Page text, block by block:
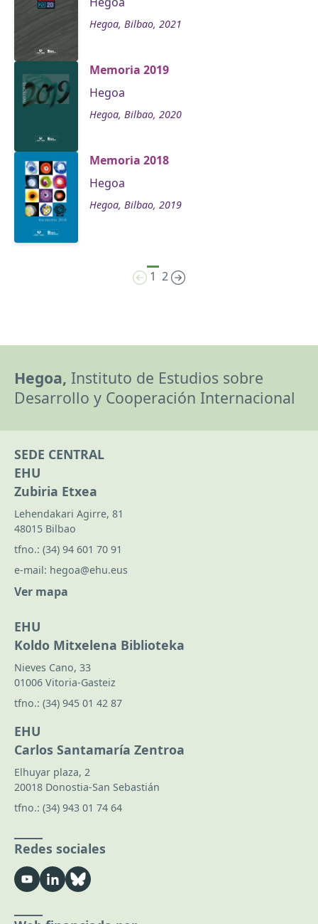
Hegoa, Bilbao, 2021
Memoria 2019
Hegoa
Hegoa, Bilbao, 2020
Memoria 2018
Hegoa
Hegoa, Bilbao, 2019
1 2
Hegoa, Instituto de Estudios sobre
Desarrollo y Cooperación Internacional
SEDE CENTRAL
EHU
Zubiria Etxea
Lehendakari Agirre, 81
48015 Bilbao
tfno.: (34) 94 601 70 91
e-mail: hegoa@ehu.eus
Ver mapa
EHU
Koldo Mitxelena Biblioteka
Nieves Cano, 33
01006 Vitoria-Gasteiz
tfno.: (34) 945 01 42 87
EHU
Carlos Santamaría Zentroa
Elhuyar plaza, 2
20018 Donostia-San Sebastián
tfno.: (34) 943 01 74 64
Redes sociales